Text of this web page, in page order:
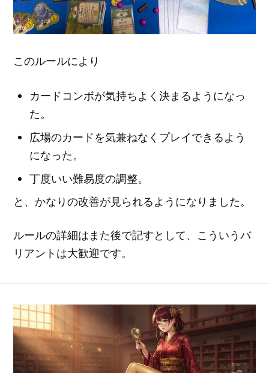
このルールにより
カードコンボが気持ちよく決まるようになっ
た。
広場のカードを気兼ねなくプレイできるよう
になった。
丁度いい難易度の調整。
と、かなりの改善が見られるようになりました。
ルールの詳細はまた後で記すとして、こういうバ
リアントは大歓迎です。